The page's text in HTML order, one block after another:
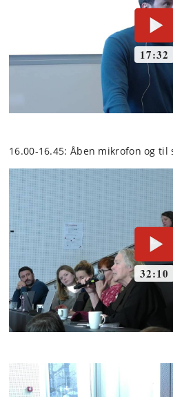
16.00-16.45: Åben mikrofon og til